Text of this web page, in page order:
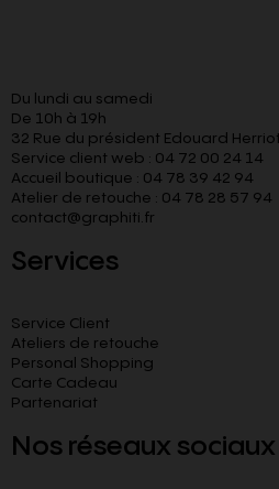
Du lundi au samedi
De 10h à 19h
32 Rue du président Edouard
Service client web : 04 72 00 24 14
Accueil boutique : 04 78 39 42 94
Atelier de retouche : 04 78 28 57 94
contact@graphiti.fr
Services
Service Client
Ateliers de retouche
Personal Shopping
Carte Cadeau
Partenariat
Nos réseaux sociaux